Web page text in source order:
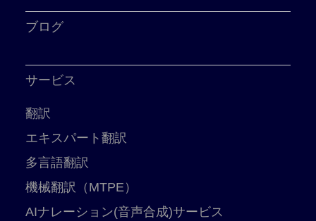
ブログ
サービス
翻訳
エキスパート翻訳
多言語翻訳
機械翻訳（MTPE）
AIナレーション(音声合成)サービス